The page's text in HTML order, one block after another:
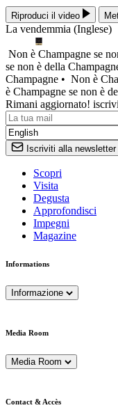
Riproduci il video
La vendemmia (Inglese)
Non è Champagne se
se non è della
Champagne • Non è
è Champagne se non è
Rimani aggiornato!
Iscriviti alla
Scopri
Visita
Degusta
Approfondisci
Impegni
Magazine
Informations
Informazione
Media Room
Media Room
Contact & Accès